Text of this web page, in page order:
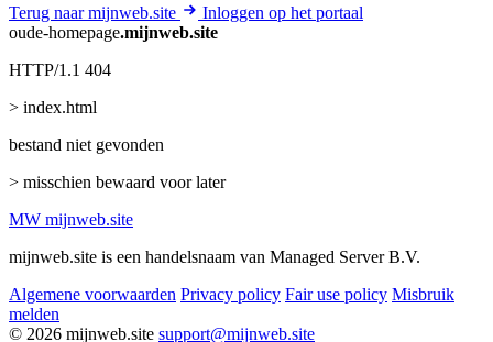
Terug naar mijnweb.site
Inloggen op het portaal
oude-homepage.mijnweb.site
HTTP/1.1 404
> index.html
bestand niet gevonden
> misschien bewaard voor later
MW mijnweb.site
mijnweb.site is een handelsnaam van Managed Server B.V.
Algemene voorwaarden Privacy policy Fair use policy Misbruik
melden
© 2026 mijnweb.site support@mijnweb.site